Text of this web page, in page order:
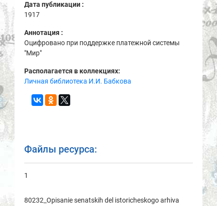
Дата публикации :
1917
Аннотация :
Оцифровано при поддержке платежной системы
"Мир"
Располагается в коллекциях:
Личная библиотека И.И. Бабкова
Файлы ресурса:
1
80232_Opisanie senatskih del istoricheskogo arhiva